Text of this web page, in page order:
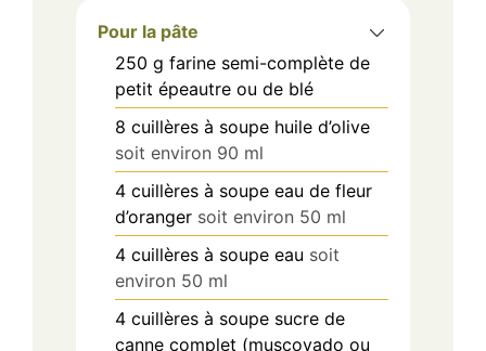
Pour la pâte
250 g farine semi-complète de
petit épeautre ou de blé
8 cuillères à soupe huile d’olive
soit environ 90 ml
4 cuillères à soupe eau de fleur
d’oranger soit environ 50 ml
4 cuillères à soupe eau soit
environ 50 ml
4 cuillères à soupe sucre de
canne complet (muscovado ou